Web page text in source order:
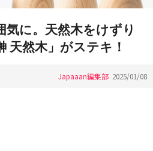
に。天然木をけずり
天然木」がステキ！
Japaaan編集部 2025/01/08